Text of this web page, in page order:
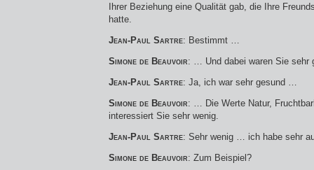
Ihrer Beziehung eine Qualität gab, die Ihre
hatte.
Jean-Paul Sartre: Bestimmt …
Simone de Beauvoir: … Und dabei waren Sie sehr
Jean-Paul Sartre: Ja, ich war sehr gesund …
Simone de Beauvoir: … Die Werte Natur,
interessiert Sie sehr wenig.
Jean-Paul Sartre: Sehr wenig … ich habe sehr
Simone de Beauvoir: Zum Beispiel?